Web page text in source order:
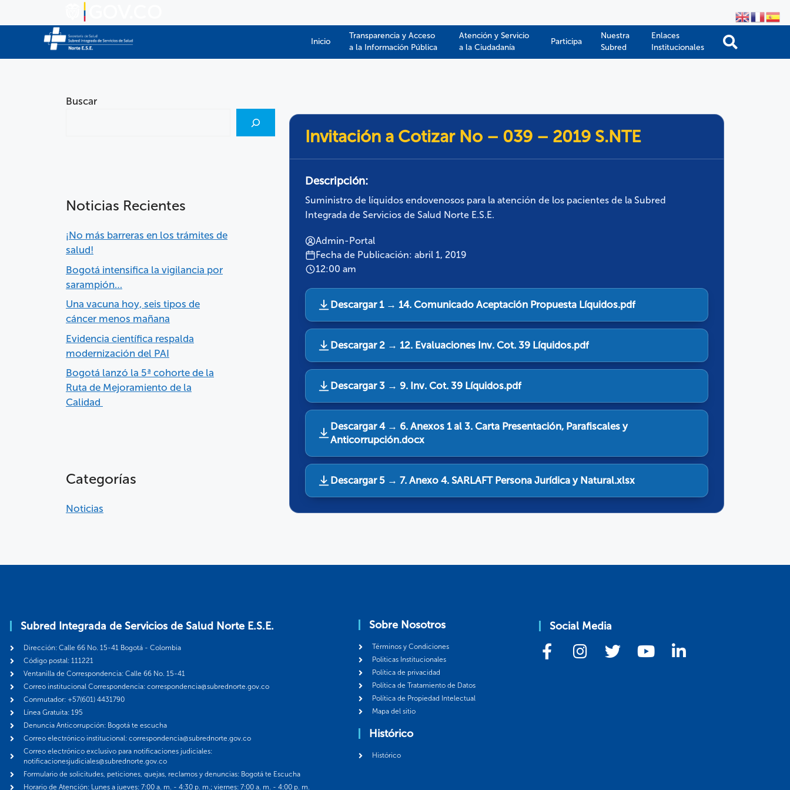
Inicio
Transparencia y Acceso
a la Información Pública​​
Atención y Servicio
a la Ciudadanía
Participa
Nuestra
Subred
Enlaces
Institucionales
Invitación a Cotizar No – 039 – 2019 S.NTE
Descripción:
Suministro de líquidos endovenosos para la atención de los pacientes de la Subred
Integrada de Servicios de Salud Norte E.S.E.
Admin-Portal
Fecha de Publicación: abril 1, 2019
12:00 am
Descargar 1 → 14. Comunicado Aceptación Propuesta Líquidos.pdf
Descargar 2 → 12. Evaluaciones Inv. Cot. 39 Líquidos.pdf
Descargar 3 → 9. Inv. Cot. 39 Líquidos.pdf
Descargar 4 → 6. Anexos 1 al 3. Carta Presentación, Parafiscales y
Anticorrupción.docx
Descargar 5 → 7. Anexo 4. SARLAFT Persona Jurídica y Natural.xlsx
Buscar
Noticias Recientes
¡No más barreras en los trámites de
salud!
Bogotá intensifica la vigilancia por
sarampión…
Una vacuna hoy, seis tipos de
cáncer menos mañana
Evidencia científica respalda
modernización del PAI
Bogotá lanzó la 5ª cohorte de la
Ruta de Mejoramiento de la
Calidad
Categorías
Noticias
Subred Integrada de Servicios de Salud Norte E.S.E.
Dirección: Calle 66 No. 15-41 Bogotá - Colombia
Código postal: 111221
Ventanilla de Correspondencia: Calle 66 No. 15-41
Correo institucional Correspondencia: correspondencia@subrednorte.gov.co
Conmutador: +57(601) 4431790
Línea Gratuita: 195
Denuncia Anticorrupción: Bogotá te escucha
Correo electrónico institucional: correspondencia@subrednorte.gov.co
Correo electrónico exclusivo para notificaciones judiciales:
notificacionesjudiciales@subrednorte.gov.co
Formulario de solicitudes, peticiones, quejas, reclamos y denuncias: Bogotá te Escucha
Horario de Atención: Lunes a jueves: 7:00 a. m. - 4:30 p. m.; viernes: 7:00 a. m. - 4:00 p. m.
Sobre Nosotros
Términos y Condiciones
Politicas Institucionales
Política de privacidad
Política de Tratamiento de Datos
Política de Propiedad Intelectual
Mapa del sitio
Histórico
Histórico
Social Media